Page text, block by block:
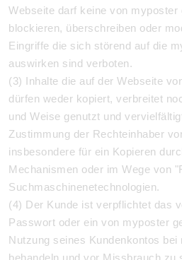
Webseite darf keine von myposter
blockieren, überschreiben oder
Eingriffe die sich störend auf die
auswirken sind verboten.
(3) Inhalte die auf der Webseite
dürfen weder kopiert, verbreitet
und Weise genutzt und
Zustimmung der Rechteinhaber
insbesondere für ein Kopieren
Mechanismen oder im Wege von
Suchmaschinenetechnologien.
(4) Der Kunde ist verpflichtet das
Passwort oder ein von myposter
Nutzung seines Kundenkontos
behandeln und vor Missbrauch zu